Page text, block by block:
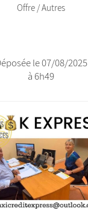
Offre / Autres
le 07/08/2025
à 6h49